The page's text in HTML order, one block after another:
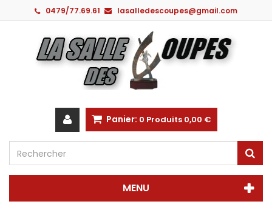
0479/77.69.61 lasalledescoupes@gmail.com
Panier: 0 Produits 0,00 €
MENU